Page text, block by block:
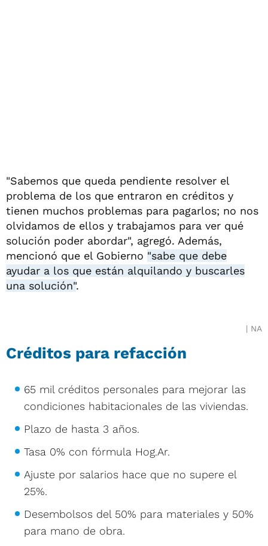
"Sabemos que queda pendiente resolver el
problema de los que entraron en créditos y
tienen muchos problemas para pagarlos; no nos
olvidamos de ellos y trabajamos para ver qué
solución poder abordar", agregó. Además,
mencionó que el Gobierno "sabe que debe
ayudar a los que están alquilando y buscarles
una solución".
NA
Créditos para refacción
65 mil créditos personales para mejorar las
condiciones habitacionales de las viviendas.
Plazo de hasta 3 años.
Tasa 0% con fórmula Hog.Ar.
Ajuste por salarios hace que no supere el
25%.
Desembolsos del 50% para materiales y 50%
para mano de obra.